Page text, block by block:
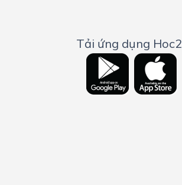
Tải ứng dụng